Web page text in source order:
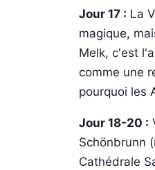
Jour 17 : La
magique,
Melk, c'est
comme une
pourquoi les
Jour 18-20 :
Schönbrunn
Cathédrale